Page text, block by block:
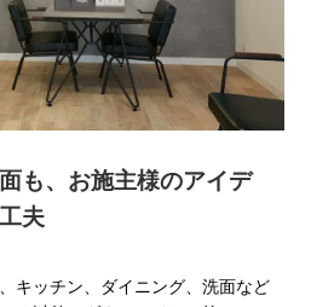
も、お施主様のアイデ
夫
キッチン、ダイニング、洗面など